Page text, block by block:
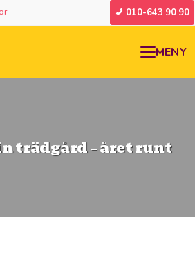
010-643 90 90
MENY
trädgård – året runt